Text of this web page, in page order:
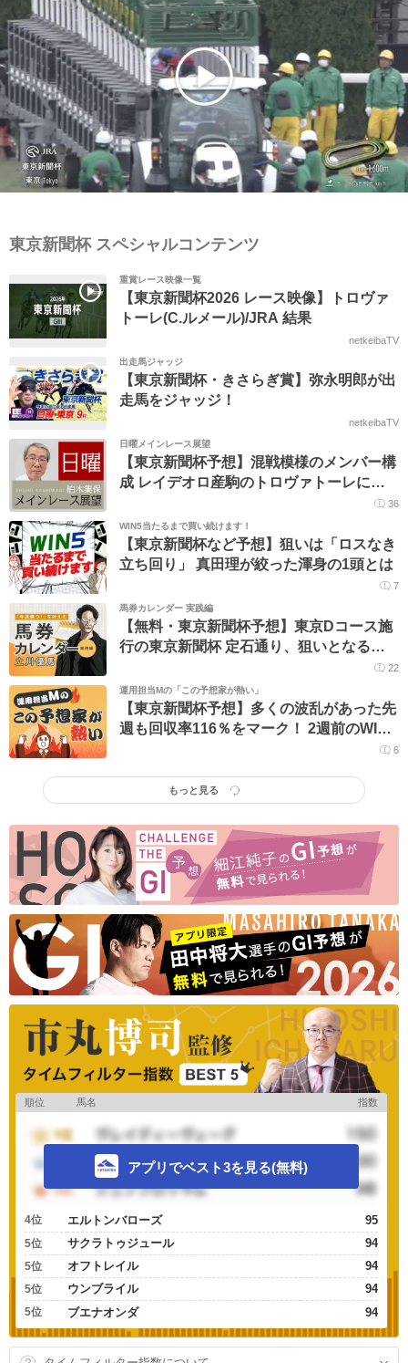
東京新聞杯 スペシャルコンテンツ
重賞レース映像一覧
【東京新聞杯2026 レース映像】トロヴァ
トーレ(C.ルメール)/JRA 結果
netkeibaTV
出走馬ジャッジ
【東京新聞杯・きさらぎ賞】弥永明郎が出
走馬をジャッジ！
netkeibaTV
日曜メインレース展望
【東京新聞杯予想】混戦模様のメンバー構
成 レイデオロ産駒のトロヴァトーレに注
36
WIN5当たるまで買い続けます！
【東京新聞杯など予想】狙いは「ロスなき
立ち回り」 真田理が絞った渾身の1頭とは
7
馬券カレンダー 実践編
【無料・東京新聞杯予想】東京Dコース施
行の東京新聞杯 定石通り、狙いとなるの
22
運用担当Mの「この予想家が熱い」
【東京新聞杯予想】多くの波乱があった先
週も回収率116％をマーク！ 2週前のWIN5
でも612万円が的中と勢いに乗る人気予想 6
もっと見る
順位 馬名 指数
アプリでベスト3を見る(無料)
4位 エルトンバローズ 95
5位 サクラトゥジュール 94
5位 オフトレイル 94
5位 ウンブライル 94
5位 ブエナオンダ 94